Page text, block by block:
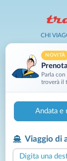
CHI
NOVITÀ
Parla
troverà il
Andata e
Viaggio di
Digita una